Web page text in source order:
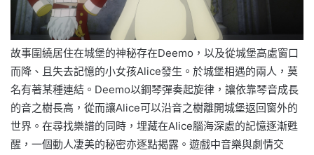
故事圍繞居住在城堡的神秘存在Deemo，以及從城堡高處窗口
而降、且失去記憶的小女孩Alice發生。於城堡相遇的兩人，莫
名有著某種連結。Deemo以鋼琴彈奏起旋律，讓依靠琴音成長
的音之樹長高，從而讓Alice可以沿音之樹離開城堡返回窗外的
世界。在尋找樂譜的同時，埋藏在Alice腦海深處的記憶逐漸甦
醒，一個動人凄美的秘密亦逐點揭露。遊戲中音樂與劇情交